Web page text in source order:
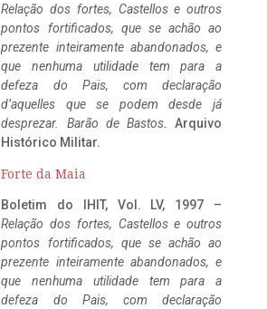
Relação dos fortes, Castellos e outros
pontos fortificados, que se achão ao
prezente inteiramente abandonados, e
que nenhuma utilidade tem para a
defeza do Pais, com declaração
d’aquelles que se podem desde já
desprezar. Barão de Bastos. Arquivo
Histórico Militar.
Forte da Maia
Boletim do IHIT, Vol. LV, 1997 –
Relação dos fortes, Castellos e outros
pontos fortificados, que se achão ao
prezente inteiramente abandonados, e
que nenhuma utilidade tem para a
defeza do Pais, com declaração